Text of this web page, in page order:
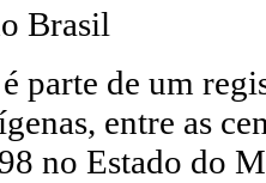
Brasil
parte de um
entre as
no Estado do